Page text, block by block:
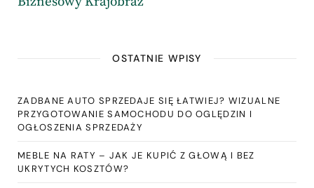
OSTATNIE WPISY
ZADBANE AUTO SPRZEDAJE SIĘ ŁATWIEJ? WIZUALNE
PRZYGOTOWANIE SAMOCHODU DO OGLĘDZIN I
OGŁOSZENIA SPRZEDAŻY
MEBLE NA RATY – JAK JE KUPIĆ Z GŁOWĄ I BEZ
UKRYTYCH KOSZTÓW?